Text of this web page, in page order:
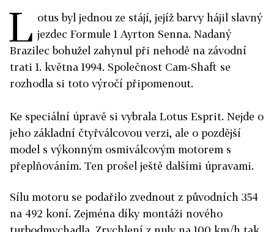
L otus byl jednou ze stájí, jejíž barvy hájil slavný
jezdec Formule 1 Ayrton Senna. Nadaný
Brazilec bohužel zahynul při nehodě na závodní
trati 1. května 1994. Společnost Cam-Shaft se
rozhodla si toto výročí připomenout.
Ke speciální úpravě si vybrala Lotus Esprit. Nejde o
jeho základní čtyřválcovou verzi, ale o pozdější
model s výkonným osmiválcovým motorem s
přeplňováním. Ten prošel ještě dalšími úpravami.
Sílu motoru se podařilo zvednout z původních 354
na 492 koní. Zejména díky montáži nového